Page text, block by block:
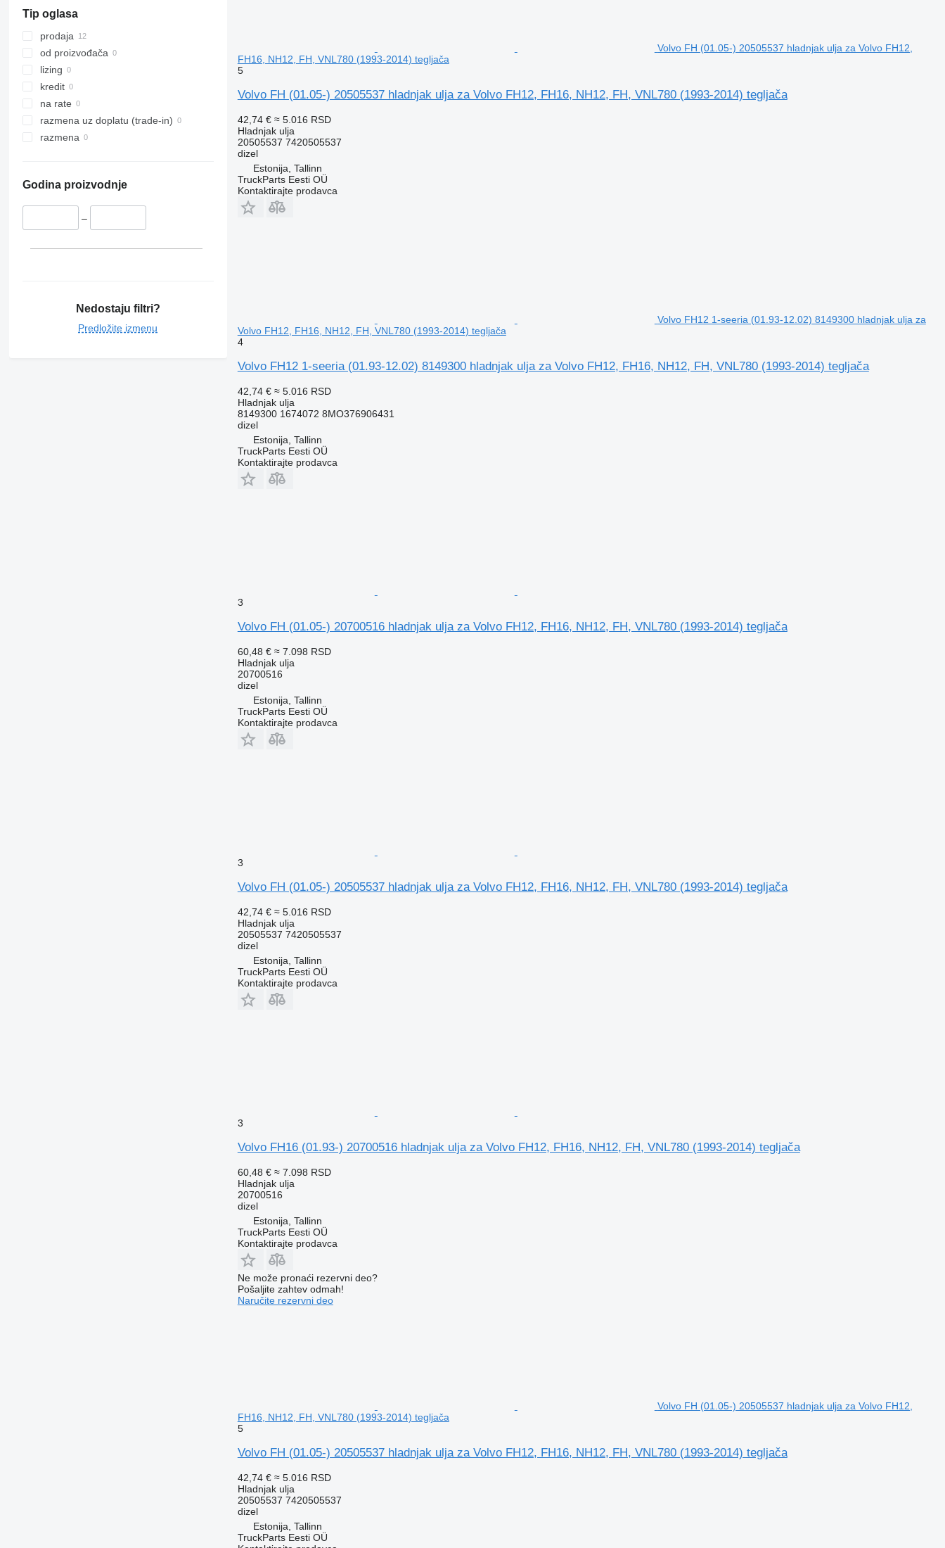
Tip oglasa
prodaja
od proizvođača
lizing
kredit
na rate
razmena uz doplatu (trade-in)
razmena
Godina proizvodnje
–
Nedostaju filtri?
Predložite izmenu
Volvo FH (01.05-) 20505537 hladnjak ulja za Volvo FH12,
FH16, NH12, FH, VNL780 (1993-2014) tegljača
5
Volvo FH (01.05-) 20505537 hladnjak ulja za Volvo FH12, FH16, NH12, FH, VNL780 (1993-2014) tegljača
42,74 € ≈ 5.016 RSD
Hladnjak ulja
20505537 7420505537
dizel
Estonija, Tallinn
TruckParts Eesti OÜ
Kontaktirajte prodavca
Volvo FH12 1-seeria (01.93-12.02) 8149300 hladnjak ulja za
Volvo FH12, FH16, NH12, FH, VNL780 (1993-2014) tegljača
4
Volvo FH12 1-seeria (01.93-12.02) 8149300 hladnjak ulja za Volvo FH12, FH16, NH12, FH, VNL780 (1993-2014) tegljača
42,74 € ≈ 5.016 RSD
Hladnjak ulja
8149300 1674072 8MO376906431
dizel
Estonija, Tallinn
TruckParts Eesti OÜ
Kontaktirajte prodavca
3
Volvo FH (01.05-) 20700516 hladnjak ulja za Volvo FH12, FH16, NH12, FH, VNL780 (1993-2014) tegljača
60,48 € ≈ 7.098 RSD
Hladnjak ulja
20700516
dizel
Estonija, Tallinn
TruckParts Eesti OÜ
Kontaktirajte prodavca
3
Volvo FH (01.05-) 20505537 hladnjak ulja za Volvo FH12, FH16, NH12, FH, VNL780 (1993-2014) tegljača
42,74 € ≈ 5.016 RSD
Hladnjak ulja
20505537 7420505537
dizel
Estonija, Tallinn
TruckParts Eesti OÜ
Kontaktirajte prodavca
3
Volvo FH16 (01.93-) 20700516 hladnjak ulja za Volvo FH12, FH16, NH12, FH, VNL780 (1993-2014) tegljača
60,48 € ≈ 7.098 RSD
Hladnjak ulja
20700516
dizel
Estonija, Tallinn
TruckParts Eesti OÜ
Kontaktirajte prodavca
Ne može pronaći rezervni dеo?
Pošaljite zahtev odmah!
Naručite rezervni dеo
Volvo FH (01.05-) 20505537 hladnjak ulja za Volvo FH12,
FH16, NH12, FH, VNL780 (1993-2014) tegljača
5
Volvo FH (01.05-) 20505537 hladnjak ulja za Volvo FH12, FH16, NH12, FH, VNL780 (1993-2014) tegljača
42,74 € ≈ 5.016 RSD
Hladnjak ulja
20505537 7420505537
dizel
Estonija, Tallinn
TruckParts Eesti OÜ